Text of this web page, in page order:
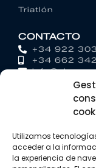
Utilizamos
acceder a la
la experiencia de
Triatlón
CONTACTO
+34 922 303
+34 662
SÍGUENOS